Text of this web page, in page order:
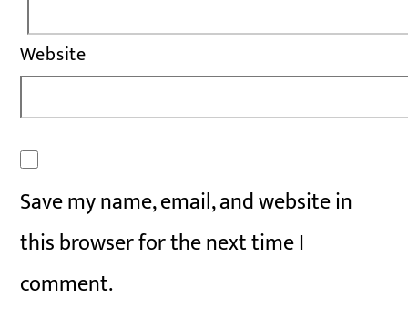
Website
Save my name, email, and website in
this browser for the next time I
comment.